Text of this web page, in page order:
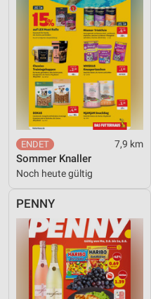
7,9 km
Sommer Knaller
Noch heute gültig
PENNY